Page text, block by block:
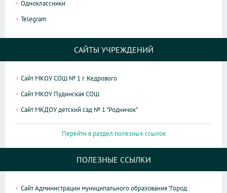
Одноклассники
Telegram
САЙТЫ УЧРЕЖДЕНИЙ
Сайт МКОУ СОШ № 1 г. Кедрового
Сайт МКОУ Пудинская СОШ
Сайт МКДОУ детский сад № 1 "Родничок"
Перейти в раздел полезных ссылок
ПОЛЕЗНЫЕ ССЫЛКИ
Сайт Администрации муниципального образования "Город